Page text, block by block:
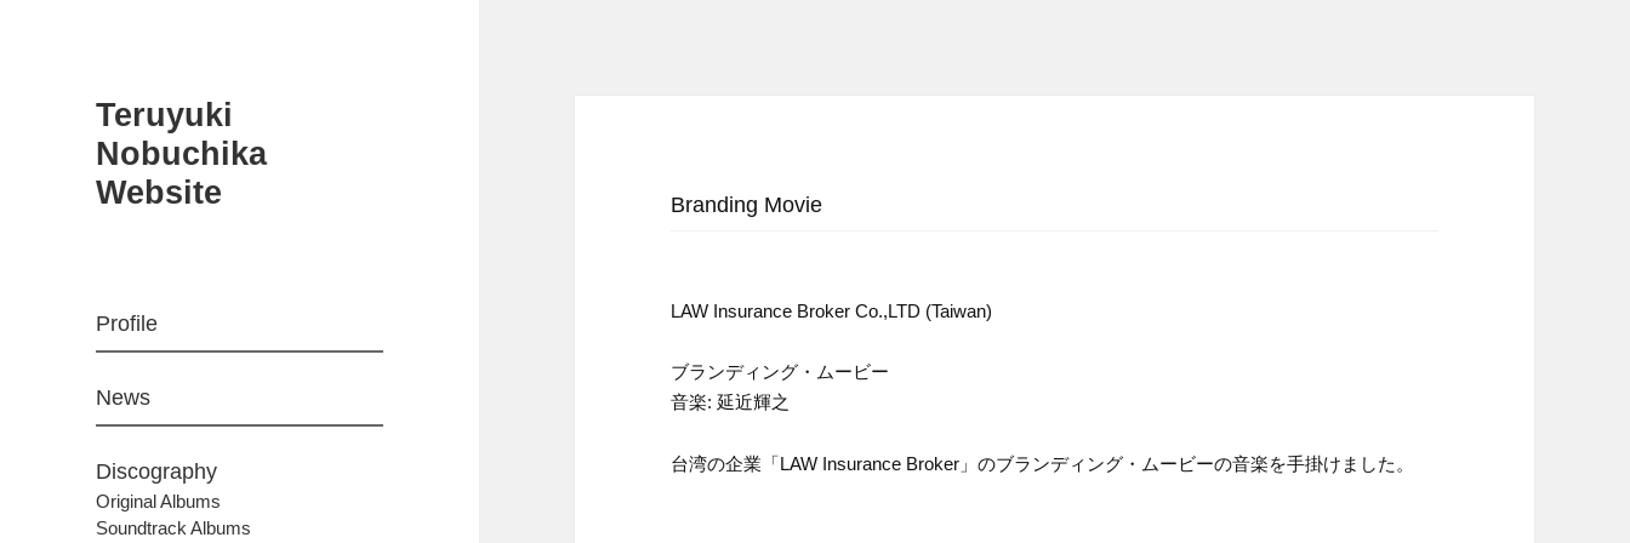
Teruyuki
Nobuchika
Website
Profile
News
Discography
Original Albums
Soundtrack Albums
Branding Movie
LAW Insurance Broker Co.,LTD (Taiwan)
ブランディング・ムービー
音楽: 延近輝之
台湾の企業「LAW Insurance Broker」のブランディング・ムービーの音楽を手掛けました。